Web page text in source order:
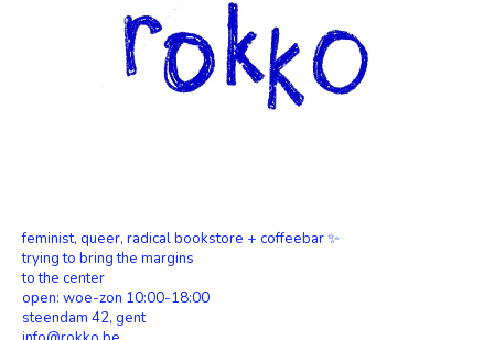
feminist, queer, radical bookstore + coffeebar ✨
trying to bring the margins
to the center
open: woe-zon 10:00-18:00
steendam 42, gent